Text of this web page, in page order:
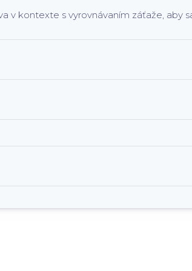
v kontexte s vyrovnávaním záťaže, aby